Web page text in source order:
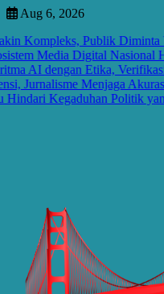
Skip
content
Aug 6, 2026
Publik Diminta
Digital Nasional Hadapi
Etika, Verifikasi, dan
Menjaga Akurasi dan
Politik yang